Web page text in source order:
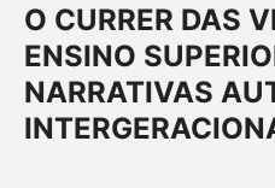
O CURRER DAS
ENSINO
NARRATIVAS